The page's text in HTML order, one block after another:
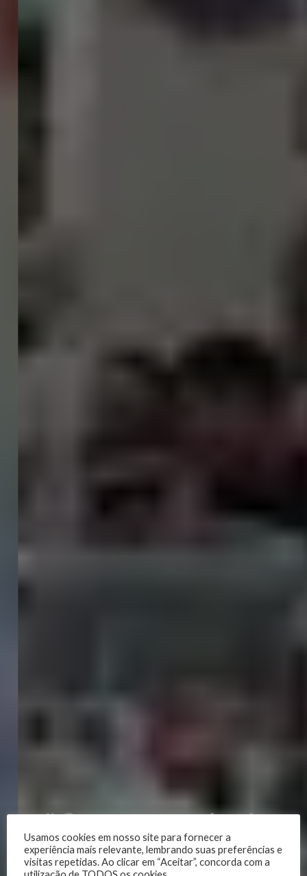
“Só a caridade
salvará o
Usamos cookies em nosso site para fornecer a
experiência mais relevante, lembrando suas preferências e
visitas repetidas. Ao clicar em “Aceitar”, concorda com a